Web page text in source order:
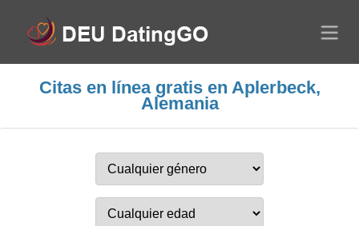
Citas en línea gratis en Aplerbeck,
Alemania